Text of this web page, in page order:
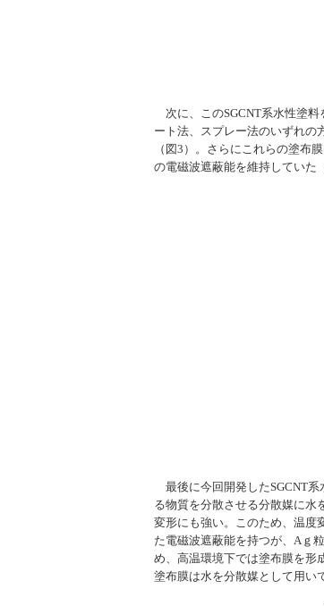
次に、このSGCNT系水性塗料
ート法、スプレー法のいずれの
（図3）。さらにこれらの塗布
の電磁波遮蔽能を維持していた
最後に今回開発したSGCNT系
る物質を分散させる分散媒に水
変形にも強い。このため、温度
た電磁波遮蔽能を持つが、Aｇ
め、高温環境下では塗布膜を形
塗布膜は水を分散媒として用い